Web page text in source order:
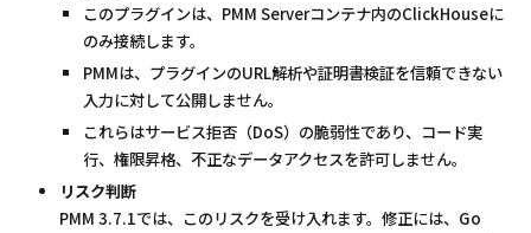
このプラグインは、PMM Serverコンテナ内のClickHouseに
のみ接続します。
PMMは、プラグインのURL解析や証明書検証を信頼できない
入力に対して公開しません。
これらはサービス拒否（DoS）の脆弱性であり、コード実
行、権限昇格、不正なデータアクセスを許可しません。
リスク判断
PMM 3.7.1では、このリスクを受け入れます。修正には、Go